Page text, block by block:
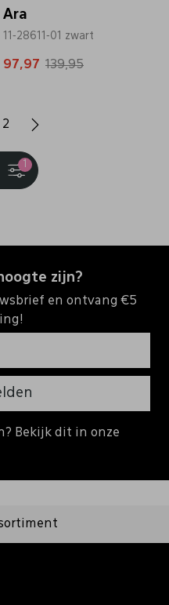
Ara
11-28611-01 zwart
97,97 139,95
2
zijn?
en ontvang €5
Bekijk dit in onze